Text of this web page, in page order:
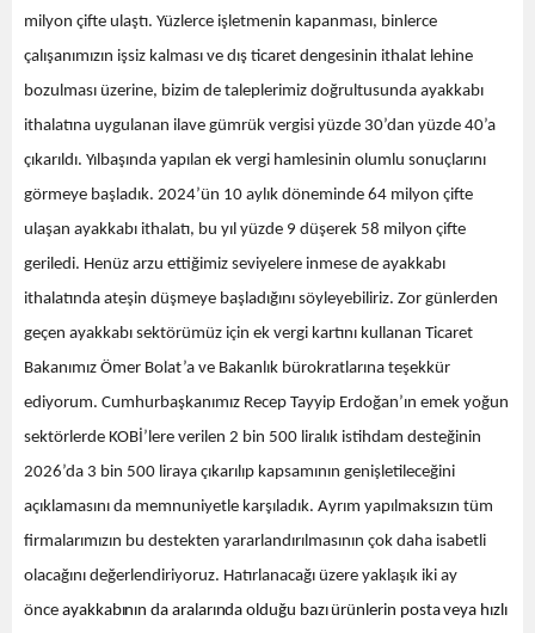
milyon çifte ulaştı. Yüzlerce işletmenin kapanması, binlerce
çalışanımızın işsiz kalması ve dış ticaret dengesinin ithalat lehine
bozulması üzerine, bizim de taleplerimiz doğrultusunda ayakkabı
ithalatına uygulanan ilave gümrük vergisi yüzde 30’dan yüzde 40’a
çıkarıldı. Yılbaşında yapılan ek vergi hamlesinin olumlu sonuçlarını
görmeye başladık. 2024’ün 10 aylık döneminde 64 milyon çifte
ulaşan ayakkabı ithalatı, bu yıl yüzde 9 düşerek 58 milyon çifte
geriledi. Henüz arzu ettiğimiz seviyelere inmese de ayakkabı
ithalatında ateşin düşmeye başladığını söyleyebiliriz. Zor günlerden
geçen ayakkabı sektörümüz için ek vergi kartını kullanan Ticaret
Bakanımız Ömer Bolat’a ve Bakanlık bürokratlarına teşekkür
ediyorum. Cumhurbaşkanımız Recep Tayyip Erdoğan’ın emek yoğun
sektörlerde KOBİ’lere verilen 2 bin 500 liralık istihdam desteğinin
2026’da 3 bin 500 liraya çıkarılıp kapsamının genişletileceğini
açıklamasını da memnuniyetle karşıladık. Ayrım yapılmaksızın tüm
firmalarımızın bu destekten yararlandırılmasının çok daha isabetli
olacağını değerlendiriyoruz. Hatırlanacağı üzere yaklaşık iki ay
önce ayakkabının da aralarında olduğu bazı ürünlerin posta veya hızlı